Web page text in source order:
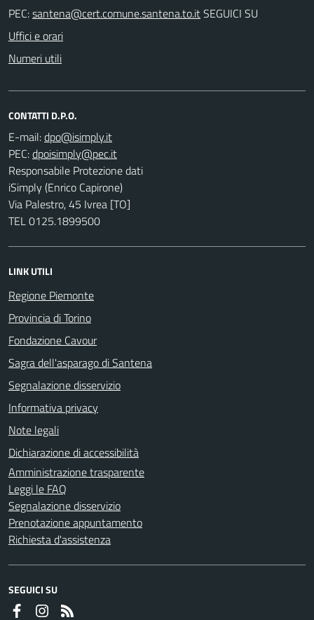
PEC:
SEGUICI SU
Uffici e orari
Numeri utili
CONTATTI D.P.O.
E-mail:
PEC:
Responsabile Protezione dati
iSimply (Enrico Capirone)
Via Palestro, 45 Ivrea [TO]
TEL 0125.1899500
LINK UTILI
Regione Piemonte
Provincia di Torino
Fondazione Cavour
Sagra dell'asparago di Santena
Segnalazione disservizio
Informativa privacy
Note legali
Dichiarazione di accessibilità
Amministrazione trasparente
Leggi le FAQ
Segnalazione disservizio
Prenotazione appuntamento
Richiesta d'assistenza
SEGUICI SU